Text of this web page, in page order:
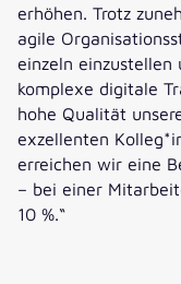
erhöhen. Trotz
agile
einzeln
komplexe digitale
hohe Qualität
exzellenten
erreichen wir eine
– bei einer
10 %.“